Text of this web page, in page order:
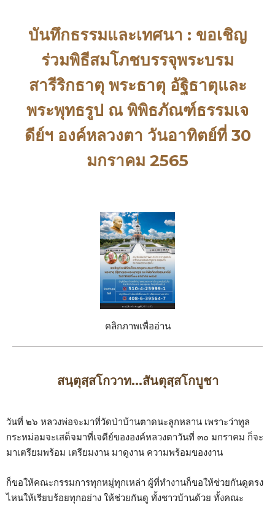
บันทึกธรรมและเทศนา : ขอเชิญ
ร่วมพิธีสมโภชบรรจุพระบรม
สารีริกธาตุ พระธาตุ อัฐิธาตุและ
พระพุทธรูป ณ พิพิธภัณฑ์ธรรมเจ
ดีย์ฯ องค์หลวงตา วันอาทิตย์ที่ 30
มกราคม 2565
คลิกภาพเพื่ออ่าน
สนฺตุสฺสโกวาท...สันตุสฺสโกบูชา
วันที่ ๒๖ หลวงพ่อจะมาที่วัดป่าบ้านตาดนะลูกหลาน เพราะว่าทูล
กระหม่อมจะเสด็จมาที่เจดีย์ขององค์หลวงตาวันที่ ๓๐ มกราคม ก็จะ
มาเตรียมพร้อม เตรียมงาน มาดูงาน ความพร้อมของงาน
ก็ขอให้คณะกรรมการทุกหมู่ทุกเหล่า ผู้ที่ทำงานก็ขอให้ช่วยกันดูตรง
ไหนให้เรียบร้อยทุกอย่าง ให้ช่วยกันดู ทั้งชาวบ้านด้วย ทั้งคณะ